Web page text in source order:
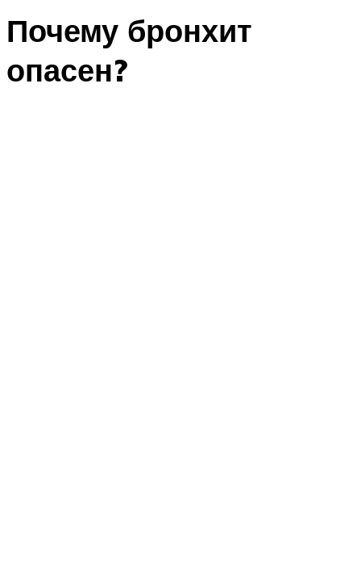
Почему бронхит
опасен?